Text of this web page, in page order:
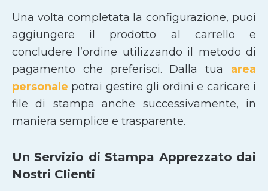
Una volta completata la configurazione, puoi
aggiungere il prodotto al carrello e
concludere l’ordine utilizzando il metodo di
pagamento che preferisci. Dalla tua area
personale potrai gestire gli ordini e caricare i
file di stampa anche successivamente, in
maniera semplice e trasparente.
Un Servizio di Stampa Apprezzato dai
Nostri Clienti